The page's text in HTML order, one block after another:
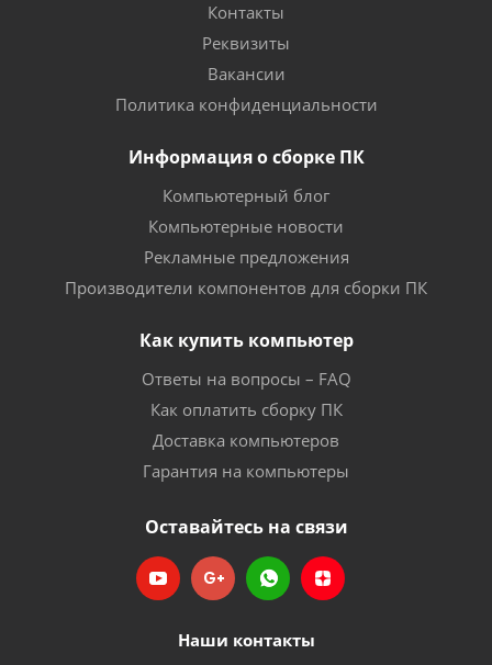
Контакты
Реквизиты
Вакансии
Политика конфиденциальности
Информация о сборке ПК
Компьютерный блог
Компьютерные новости
Рекламные предложения
Производители компонентов для сборки ПК
Как купить компьютер
Ответы на вопросы – FAQ
Как оплатить сборку ПК
Доставка компьютеров
Гарантия на компьютеры
Оставайтесь на связи
Наши контакты